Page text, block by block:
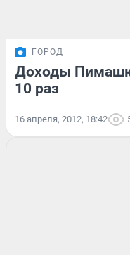
ГОРОД
Доходы
10 раз
16 апреля, 2012, 18:42